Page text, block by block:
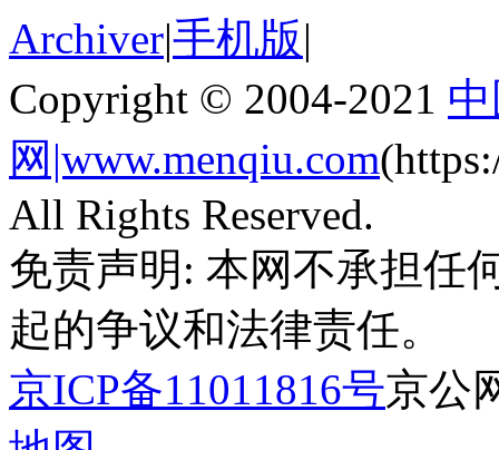
Archiver|手机版|
Copyright © 2004-2021
网|www.menqiu.com
All Rights Reserved.
免责声明: 本网不承担任
起的争议和法律责任。
京ICP备11011816号京公